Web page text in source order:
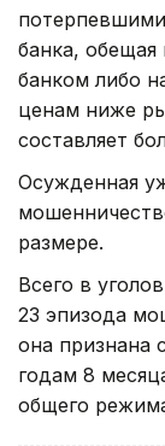
банка, обещая
банком либо
ценам ниже
составляет
Осужденная
размере.
Всего в
23 эпизода
она признана
годам 8
общего